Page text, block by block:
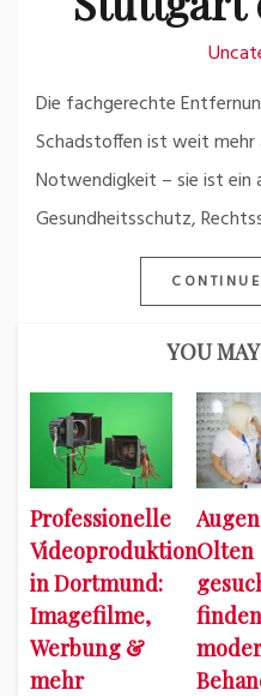
Die fachgerechte
Schadstoffen ist weit mehr
Notwendigkeit – sie ist ein
Gesundheitsschutz,
YOU
Professionelle
Videoproduktion
in Dortmund:
Imagefilme,
Werbung &
mehr
Olten